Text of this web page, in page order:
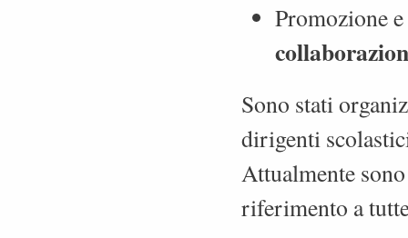
Promozione
Sono stati
dirigenti
Attualmente
riferimento a